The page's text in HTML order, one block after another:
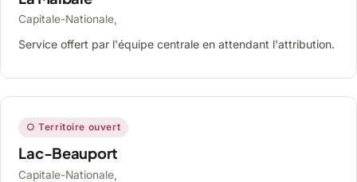
Capitale-Nationale,
Service offert par l'équipe centrale en attendant l'attribution.
○ Territoire ouvert
Lac-Beauport
Capitale-Nationale,